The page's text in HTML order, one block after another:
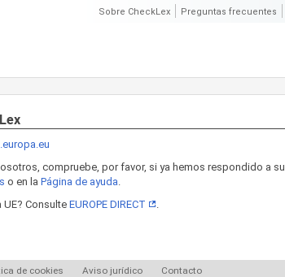
Sobre CheckLex Preguntas frecuentes
compruebe, por favor, si ya hemos respondido a su
o en la Página de ayuda.
Consulte EUROPE DIRECT .
de cookies Aviso jurídico Contacto